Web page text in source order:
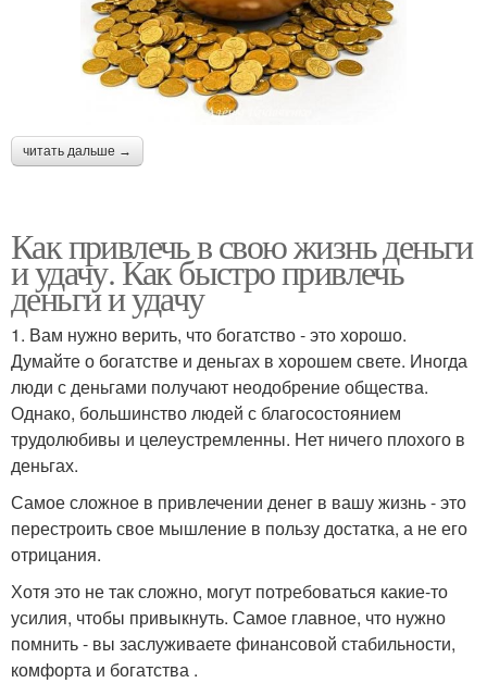
читать дальше →
Как привлечь в свою жизнь деньги
и удачу. Как быстро привлечь
деньги и удачу
1. Вам нужно верить, что богатство - это хорошо.
Думайте о богатстве и деньгах в хорошем свете. Иногда
люди с деньгами получают неодобрение общества.
Однако, большинство людей с благосостоянием
трудолюбивы и целеустремленны. Нет ничего плохого в
деньгах.
Самое сложное в привлечении денег в вашу жизнь - это
перестроить свое мышление в пользу достатка, а не его
отрицания.
Хотя это не так сложно, могут потребоваться какие-то
усилия, чтобы привыкнуть. Самое главное, что нужно
помнить - вы заслуживаете финансовой стабильности,
комфорта и богатства .